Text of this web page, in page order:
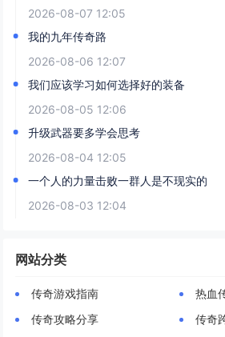
2026-08-07 12:05
我的九年传奇路
2026-08-06 12:07
我们应该学习如何选择好的装备
2026-08-05 12:06
升级武器要多学会思考
2026-08-04 12:05
一个人的力量击败一群人是不现实的
2026-08-03 12:04
网站分类
传奇游戏指南
热血
传奇攻略分享
传奇